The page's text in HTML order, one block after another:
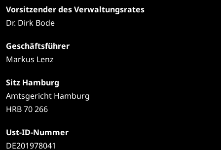
Vorsitzender des Verwaltungsrates
Dr. Dirk Bode
Geschäftsführer
Markus Lenz
Sitz Hamburg
Amtsgericht Hamburg
HRB 70 266
Ust-ID-Nummer
DE201978041